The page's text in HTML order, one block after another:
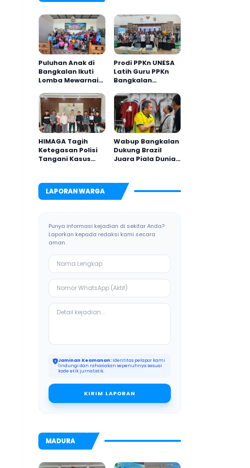
Puluhan Anak di
Bangkalan Ikuti
Lomba Mewarnai
Keluarga
Prodi PPKn UNESA
Latih Guru PPKn
Bangkalan
Pembelajaran
Inovasi Teknologi
HIMAGA Tagih
Ketegasan Polisi
Tangani Kasus
Wabup Bangkalan
Dukung Brazil
Juara Piala Dunia
LAPORAN WARGA
Punya informasi kejadian di sekitar Anda?
Laporkan kepada redaksi kami secara
aman.
Jaminan Keamanan: Identitas pelapor kami
lindungi dan rahasiakan sepenuhnya sesuai
kode etik jurnalistik.
KIRIM LAPORAN
MADURA